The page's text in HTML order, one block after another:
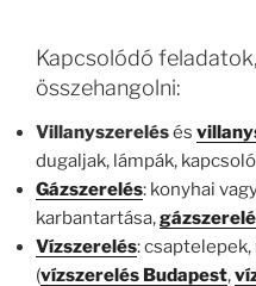
Kapcsolódó
összehangolni:
Villanyszerelésés
dugaljak, lámpák,
Gázszerelés: konyhai
karbantartása,
Vízszerelés:
(vízszerelés Budapest,